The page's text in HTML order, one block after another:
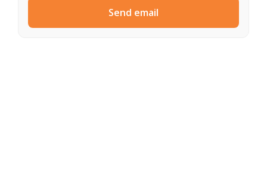
Send email